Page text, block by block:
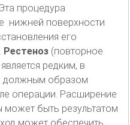
процедура
нижней поверхности
его
Рестеноз (повторное
редким, в
должным образом
операции. Расширение
может быть результатом